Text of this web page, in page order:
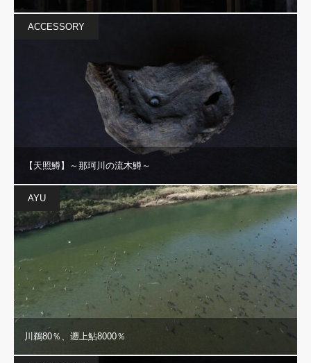
ACCESSORY
【天照鱒】～那珂川の流木鱒～
AYU
川鵜80％、遡上鮎8000％